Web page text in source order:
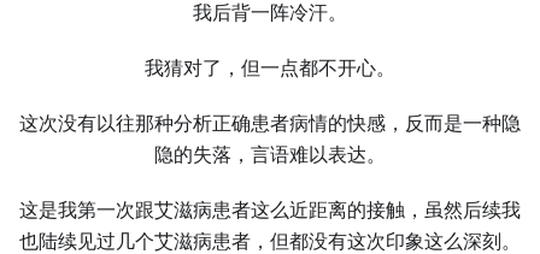
我后背一阵冷汗。
我猜对了，但一点都不开心。
这次没有以往那种分析正确患者病情的快感，反而是一种隐
隐的失落，言语难以表达。
这是我第一次跟艾滋病患者这么近距离的接触，虽然后续我
也陆续见过几个艾滋病患者，但都没有这次印象这么深刻。